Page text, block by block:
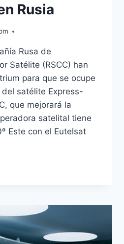
Rusia
Rusa de
Satélite (RSCC) han
para que se ocupe
satélite Express-
que mejorará la
satelital tiene
Este con el Eutelsat